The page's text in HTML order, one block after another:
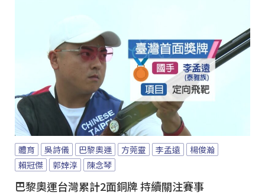
體育 吳詩儀 巴黎奧運 方莞靈 李孟遠
楊俊瀚
賴冠傑
郭婞淳 陳念琴
巴黎奧運台灣累計2面銅牌 持續關注賽事